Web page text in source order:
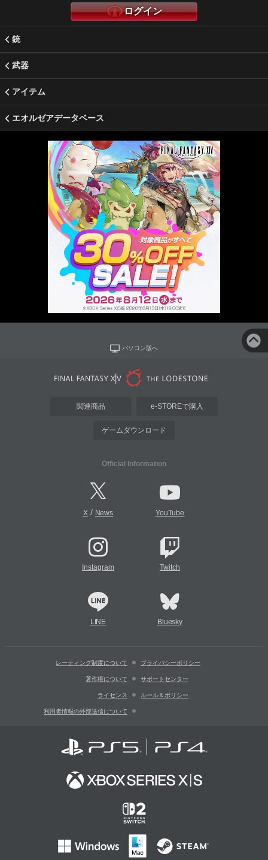
ログイン
銃
武器
アイテム
エオルゼアデータベース
パソコン版へ
関連商品 e-STOREで購入
ゲームダウンロード
Official Information
X/ News YouTube
Instagram Twitch
LINE Bluesky
レーティング制度について プライバシーポリシー
著作権について サポートセンター
ライセンス ルール＆ポリシー
利用者情報の外部送信について